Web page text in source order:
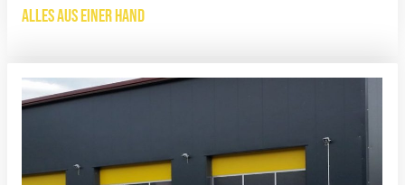
Alles aus einer Hand